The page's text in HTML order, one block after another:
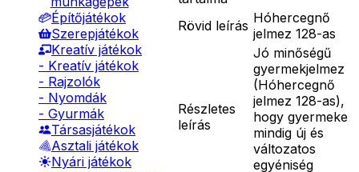
Építőjátékok
Szerepjátékok
Kreatív játékok
- Kreatív játékok
- Rajzolók
- Nyomdák
- Gyurmák
Társasjátékok
Asztali játékok
Nyári játékok
Rövid leírás Hóhercegnő
jelmez 128-as
Részletes
leírás
Jó minőségű
gyermekjelmez
(Hóhercegnő
jelmez 128-as),
hogy gyermeke
mindig új és
változatos
egyéniség